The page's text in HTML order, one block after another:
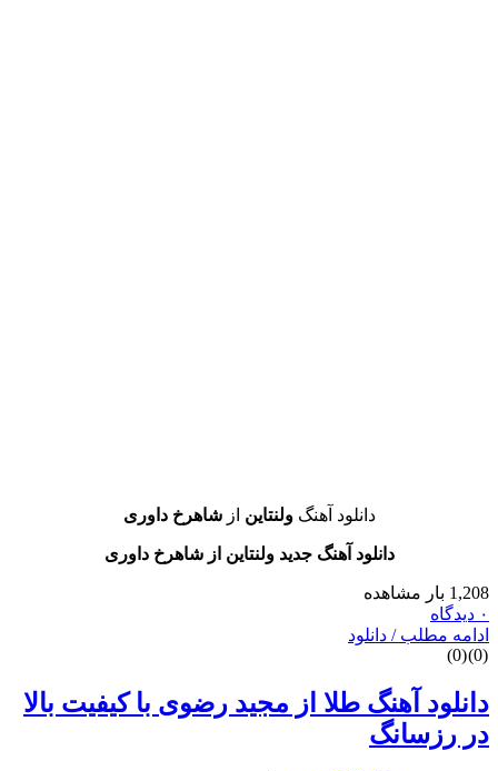
دانلود آهنگولنتاینازشاهرخ داوری
دانلود آهنگ جدید ولنتاین از شاهرخ داوری
/ دانلود
آهنگ طلا از مجید رضوی با کیفیت بالا